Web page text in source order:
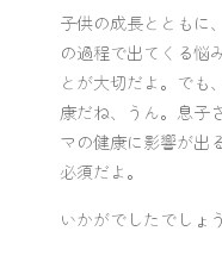
子供の成長とともに
の過程で出てくる悩
とが大切だよ。でも
康だね、うん。息子
マの健康に影響が出
必須だよ。
いかがでしたでしょ